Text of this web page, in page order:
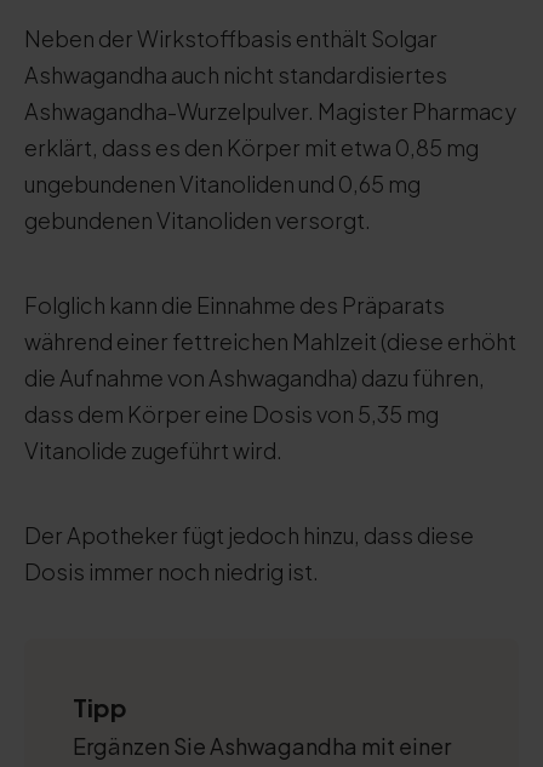
Neben der Wirkstoffbasis enthält Solgar
Ashwagandha auch nicht standardisiertes
Ashwagandha-Wurzelpulver. Magister Pharmacy
erklärt, dass es den Körper mit etwa 0,85 mg
ungebundenen Vitanoliden und 0,65 mg
gebundenen Vitanoliden versorgt.
Folglich kann die Einnahme des Präparats
während einer fettreichen Mahlzeit (diese erhöht
die Aufnahme von Ashwagandha) dazu führen,
dass dem Körper eine Dosis von 5,35 mg
Vitanolide zugeführt wird.
Der Apotheker fügt jedoch hinzu, dass diese
Dosis immer noch niedrig ist.
Tipp
Ergänzen Sie Ashwagandha mit einer